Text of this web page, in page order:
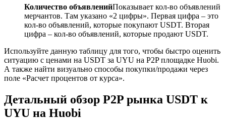
Количество объявленийПоказывает кол-во объявлений
мерчантов. Там указано «2 цифры». Первая цифра – это
кол-во объявлений, которые покупают USDT. Вторая
цифра – кол-во объявлений, которые продают USDT.
Используйте данную таблицу для того, чтобы быстро оценить
ситуацию с ценами на USDT за UYU на P2P площадке Huobi.
А также найти визуально способы покупки/продажи через
поле «Расчет процентов от курса».
Детальный обзор P2P рынка USDT к
UYU на Huobi